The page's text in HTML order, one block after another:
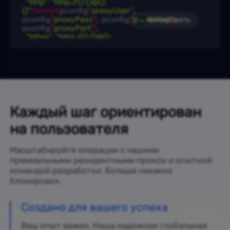
format( pconfig 'proxyUser'
pconfig 'proxyPass' pconfig[ 'proxyHost'],
pconfig
'proxyPort'
"https"
"http://{}:{}@{}:
result = requests.get(url = url, proxies = proxies)
Копировать
Каждый шаг ориентирован
на пользователя
Масштабируйте операции с нашими
премиальными резидентными прокси и опытной
командой разработки. Больше никаких
блокировок.
Создано для вашего успеха
Ваш опыт важен. Наша надежная глобальная